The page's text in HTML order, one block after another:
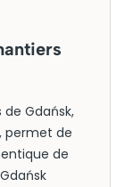
Gdańsk,
permet de
de